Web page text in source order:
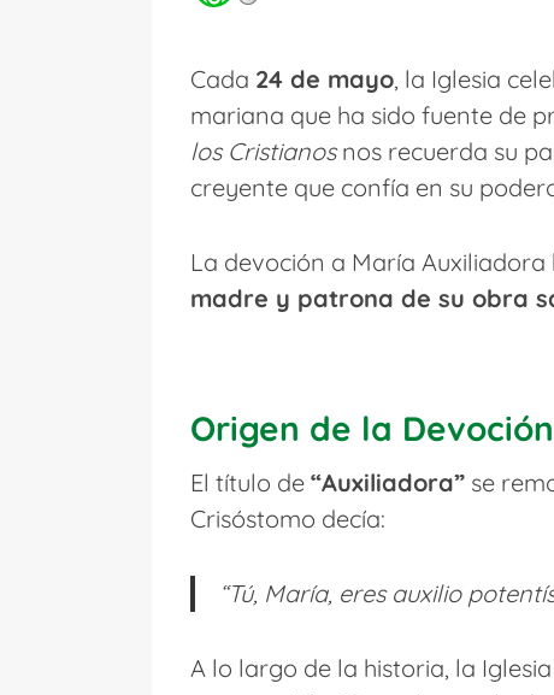
Cada 24 de mayo, la Iglesia
mariana que ha sido fuente de
los Cristianosnos recuerda su
creyente que confía en su
La devoción a María
madre y patrona de su obra
Origen de la Devoción
El título de “Auxiliadora” se
Crisóstomo decía:
“Tú, María, eres auxilio
A lo largo de la historia, la